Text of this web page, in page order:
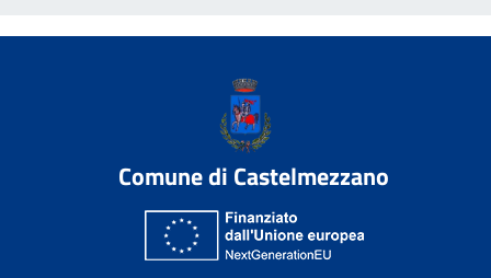
Comune di Castelmezzano